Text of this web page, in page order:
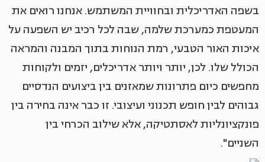
בשפה האדריכלית ובחוויית המשתמש. אנחנו רואים את
המעטפת כמערכת שלמה, שבה לכל רכיב יש השפעה על
איכות האור הטבעי, רמת הנוחות בתוך המבנה והמראה
הכולל שלו. לכן, יותר ויותר אדריכלים, יזמים ולקוחות
מחפשים כיום פתרונות שמאזנים בין ביצועים הנדסיים
גבוהים לבין חופש תכנוני ועיצובי. זו כבר אינה בחירה בין
פונקציונליות לאסתטיקה, אלא שילוב הכרחי בין
השניים".